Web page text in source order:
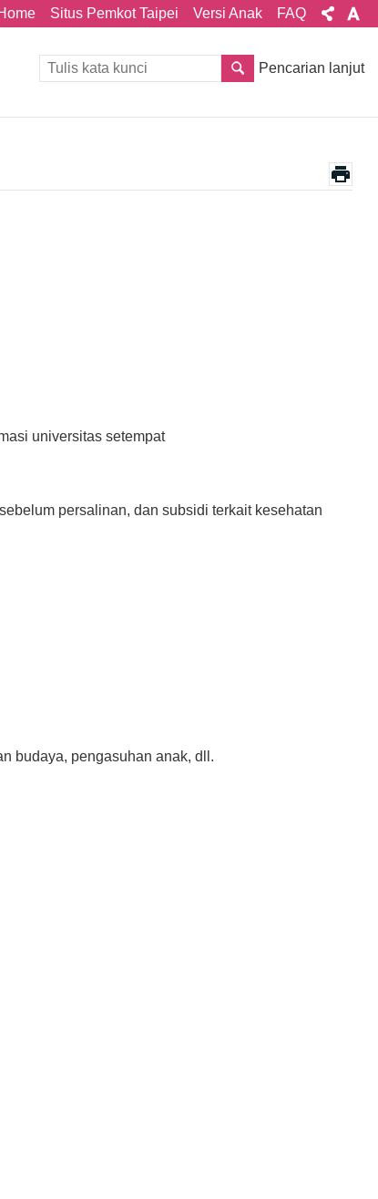
Situs Pemkot Taipei Versi Anak FAQ
Pencarian lanjut
universitas setempat
persalinan, dan subsidi terkait kesehatan
budaya, pengasuhan anak, dll.